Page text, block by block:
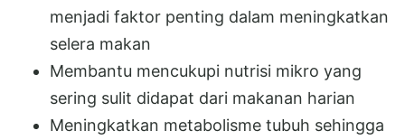
menjadi faktor penting dalam meningkatkan
selera makan
Membantu mencukupi nutrisi mikro yang
sering sulit didapat dari makanan harian
Meningkatkan metabolisme tubuh sehingga